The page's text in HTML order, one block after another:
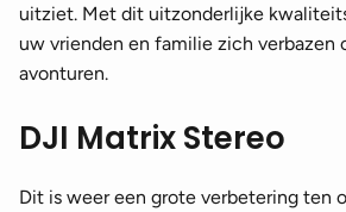
uitziet. Met dit uitzonderlijke
uw vrienden en familie zich verbazen
avonturen.
DJI Matrix Stereo
Dit is weer een grote verbetering ten